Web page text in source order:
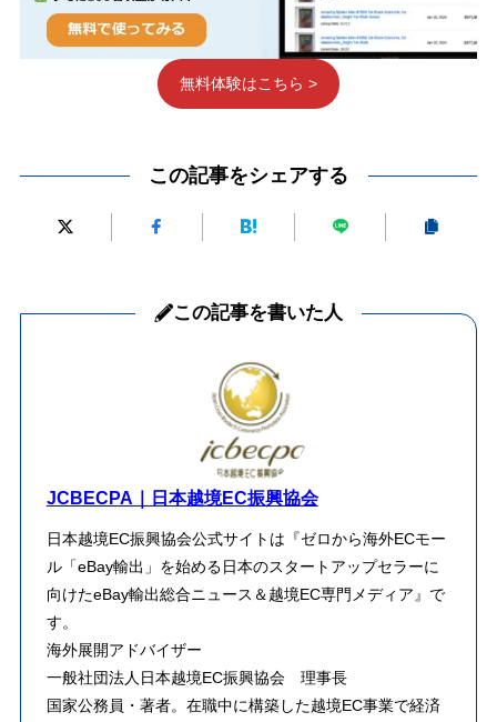
無料体験はこちら >
この記事をシェアする
この記事を書いた人
JCBECPA｜日本越境EC振興協会
日本越境EC振興協会公式サイトは『ゼロから海外ECモー
ル「eBay輸出」を始める日本のスタートアップセラーに
向けたeBay輸出総合ニュース＆越境EC専門メディア』で
す。
海外展開アドバイザー
一般社団法人日本越境EC振興協会 理事長
​国家公務員・著者。在職中に構築した越境EC事業で経済